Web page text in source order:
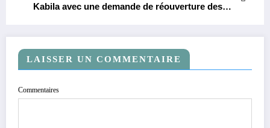
Kabila avec une demande de réouverture des
LAISSER UN COMMENTAIRE
Commentaires